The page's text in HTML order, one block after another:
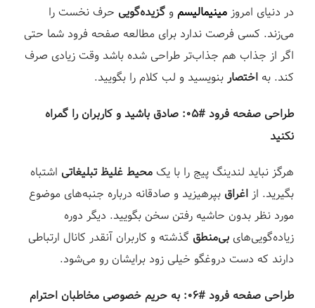
در دنیای امروزمینیمالیسم و گزیده‌گویی حرف نخست را
می‌زند. کسی فرصت ندارد برای مطالعه صفحه فرود شما حتی
اگر از جذاب هم جذاب‌تر طراحی شده باشد وقت زیادی صرف
کند. به اختصاربنویسید و لب کلام را بگویید.⁣
طراحی صفحه فرود #۰۵: صادق باشید و کاربران را گمراه
نکنید⁣
هرگز نباید لندینگ پیج را با یک محیط غلیظ تبلیغاتی اشتباه
بگیرید. ازاغراق بپرهیزید و صادقانه درباره جنبه‌های موضوع
مورد نظر بدون حاشیه رفتن سخن بگویید. دیگر دوره
زیاده‌گویی‌های بی‌منطق گذشته و کاربران آنقدر کانال ارتباطی
دارند که دست دروغگو خیلی زود برایشان رو می‌شود.⁣
طراحی صفحه فرود #۰۶: به حریم خصوصی مخاطبان احترام